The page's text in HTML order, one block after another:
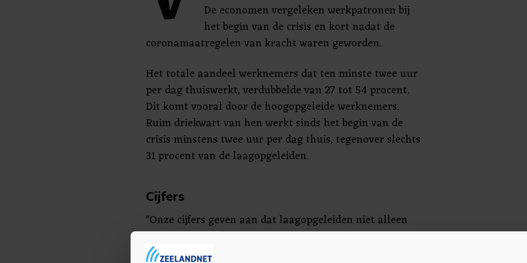
De economen vergeleken werkpatronen bij
het begin van de crisis en kort nadat de
coronamaatregelen van kracht waren geworden.
Het totale aandeel werknemers dat ten minste twee uur
per dag thuiswerkt, verdubbelde van 27 tot 54 procent.
Dit komt vooral door de hoogopgeleide werknemers.
Ruim driekwart van hen werkt sinds het begin van de
crisis minstens twee uur per dag thuis, tegenover slechts
31 procent van de laagopgeleiden.
Cijfers
"Onze cijfers geven aan dat laagopgeleiden niet alleen
minder vaak in staat zijn om thuis te werken, maar ook
dat het totaal aantal uren dat ze thuis werken lager is